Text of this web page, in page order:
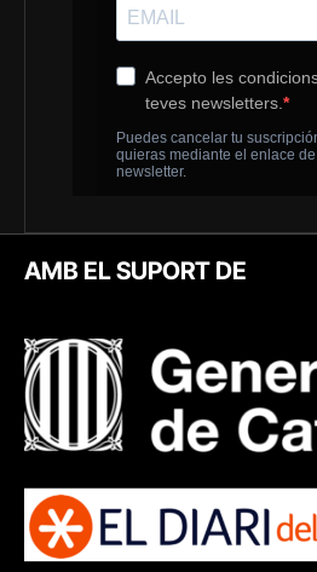
AMB EL SUPORT DE